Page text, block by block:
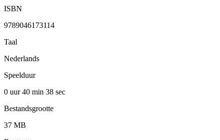
ISBN
9789046173114
Taal
Nederlands
Speelduur
0 uur 40 min 38 sec
Bestandsgrootte
37 MB